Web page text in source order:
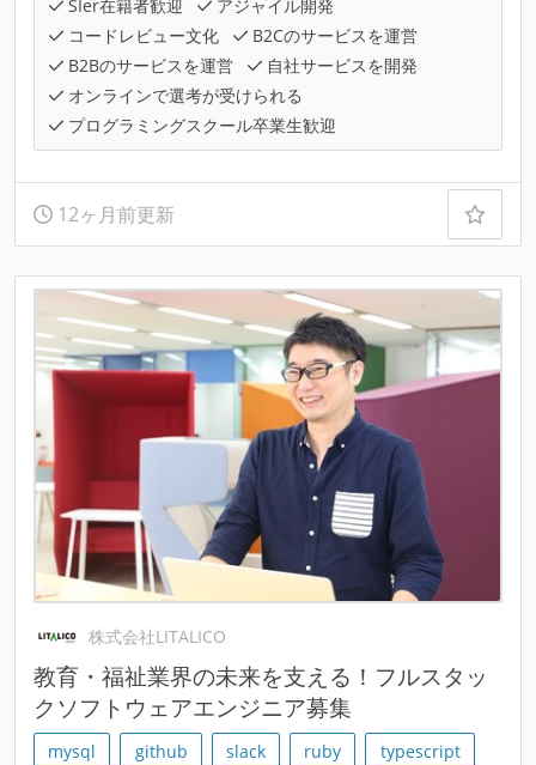
SIer在籍者歓迎
アジャイル開発
コードレビュー文化
B2Cのサービスを運営
B2Bのサービスを運営
自社サービスを開発
オンラインで選考が受けられる
プログラミングスクール卒業生歓迎
12ヶ月前更新
株式会社LITALICO
教育・福祉業界の未来を支える！フルスタッ
クソフトウェアエンジニア募集
mysql github slack ruby
typescript